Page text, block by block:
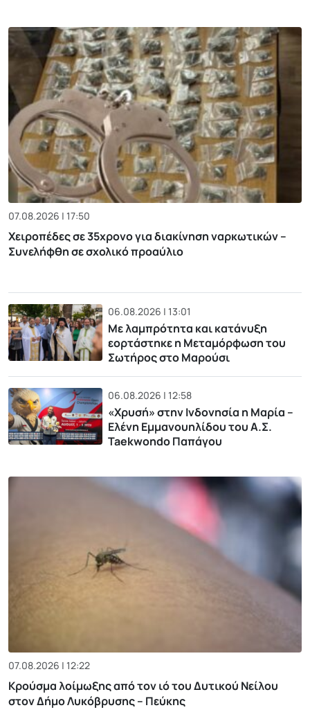
07.08.2026 | 17:50
Χειροπέδες σε 35χρονο για διακίνηση ναρκωτικών –
Συνελήφθη σε σχολικό προαύλιο
06.08.2026 | 13:01
Με λαμπρότητα και κατάνυξη
εορτάστηκε η Μεταμόρφωση του
Σωτήρος στο Μαρούσι
06.08.2026 | 12:58
«Χρυσή» στην Ινδονησία η Μαρία –
Ελένη Εμμανουηλίδου του Α.Σ.
Taekwondo Παπάγου
07.08.2026 | 12:22
Κρούσμα λοίμωξης από τον ιό του Δυτικού Νείλου
στον Δήμο Λυκόβρυσης – Πεύκης